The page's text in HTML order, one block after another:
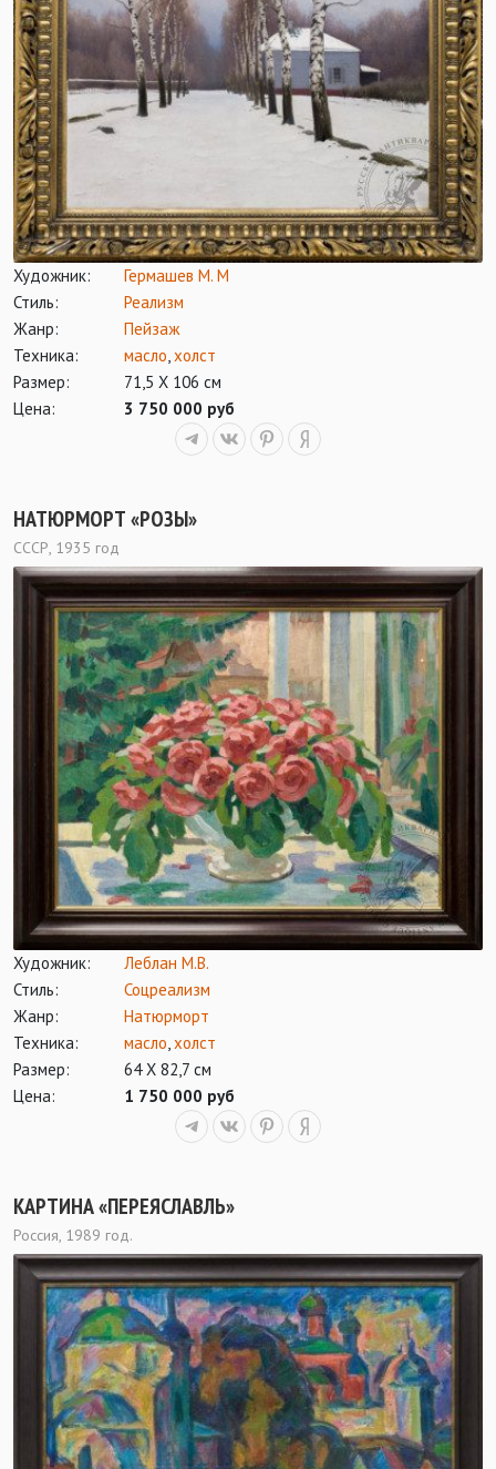
Художник:
Гермашев М. М
Стиль:
Реализм
Жанр:
Пейзаж
Техника:
масло,холст
Размер:
71,5 Х 106 см
Цена:
3 750 000 руб
НАТЮРМОРТ «РОЗЫ»
СССР, 1935 год
Художник:
Леблан М.В.
Стиль:
Соцреализм
Жанр:
Натюрморт
Техника:
масло,холст
Размер:
64 Х 82,7 см
Цена:
1 750 000 руб
КАРТИНА «ПЕРЕЯСЛАВЛЬ»
Россия, 1989 год.